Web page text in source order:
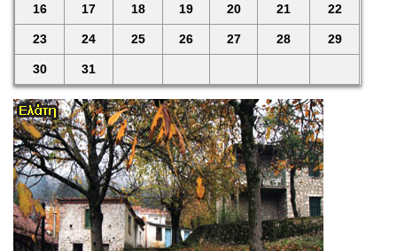
16 17 18 19 20 21 22
23 24 25 26 27 28 29
30 31